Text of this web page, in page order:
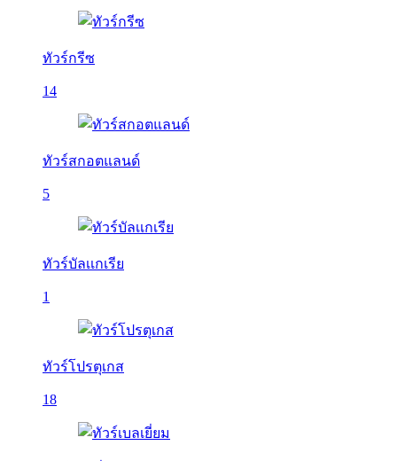
ทัวร์กรีซ
14
ทัวร์สกอตแลนด์
5
ทัวร์บัลเเกเรีย
1
ทัวร์โปรตุเกส
18